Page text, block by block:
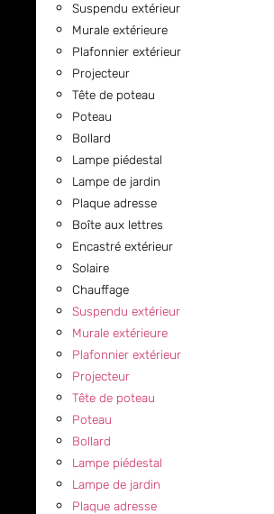
Suspendu extérieur
Murale extérieure
Plafonnier extérieur
Projecteur
Tête de poteau
Poteau
Bollard
Lampe piédestal
Lampe de jardin
Plaque adresse
Boîte aux lettres
Encastré extérieur
Solaire
Chauffage
Suspendu extérieur
Murale extérieure
Plafonnier extérieur
Projecteur
Tête de poteau
Poteau
Bollard
Lampe piédestal
Lampe de jardin
Plaque adresse